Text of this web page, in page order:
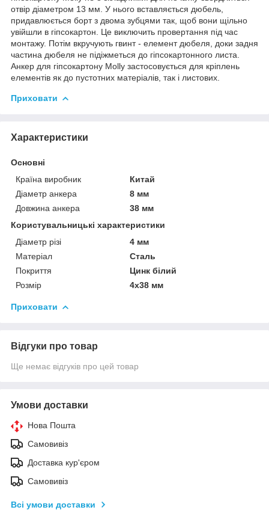
отвір діаметром 13 мм. У нього вставляється дюбель,
придавлюється борт з двома зубцями так, щоб вони щільно
увійшли в гіпсокартон. Це виключить провертання під час
монтажу. Потім вкручують гвинт - елемент дюбеля, доки задня
частина дюбеля не підіжметься до гіпсокартонного листа.
Анкер для гіпсокартону Molly застосовується для кріплень
елементів як до пустотних матеріалів, так і листових.
Приховати
Характеристики
Основні
Країна виробник
Китай
Діаметр анкера
8 мм
Довжина анкера
38 мм
Користувальницькі характеристики
Діаметр різі
4 мм
Матеріал
Сталь
Покриття
Цинк білий
Розмір
4х38 мм
Приховати
Відгуки про товар
Ще немає відгуків про цей товар
Умови доставки
Нова Пошта
Самовивіз
Доставка кур'єром
Самовивіз
Всі умови доставки